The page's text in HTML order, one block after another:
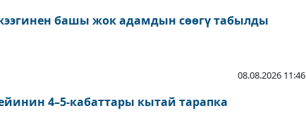
башы жок адамдын сөөгү табылды
08.08.2026 11:46
4–5-кабаттары кытай тарапка